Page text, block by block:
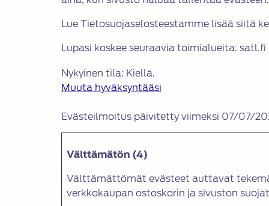
Lue Tietosuojaselosteestamme lisää siitä
Lupasi koskee seuraavia toimialueita: satl.fi
Nykyinen tila: Kiellä.
Muuta hyväksyntääsi
Evästeilmoitus päivitetty viimeksi 07/07/
Välttämätön (4)
Välttämättömät evästeet auttavat
verkkokaupan ostoskorin ja sivuston